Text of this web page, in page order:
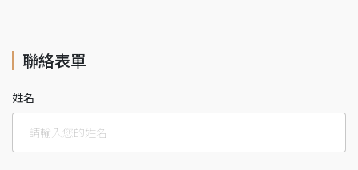
聯絡表單
姓名